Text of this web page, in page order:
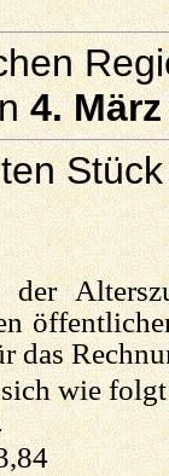
4.
der
das
wie folgt